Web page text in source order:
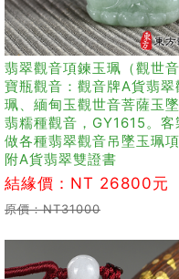
翡翠觀音項鍊玉珮（觀世音
寶瓶觀音：觀音牌A貨翡翠
珮、緬甸玉觀世音菩薩玉
翡糯種觀音，GY1615。客
做各種翡翠觀音吊墜玉珮
附A貨翡翠雙證書
結緣價：NT 26800元
原價：NT31000